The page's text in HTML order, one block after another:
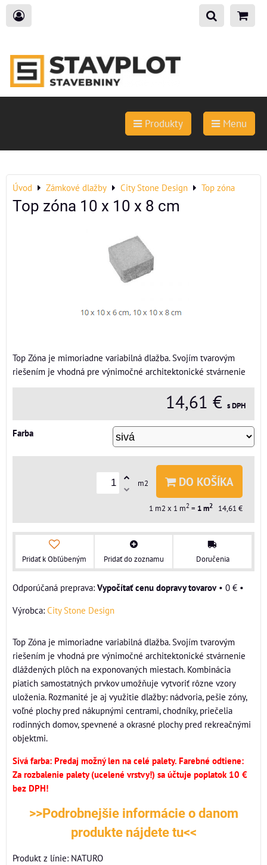
Produkty Menu
Úvod Zámkové dlažby City Stone Design Top zóna
Top zóna 10 x 10 x 8 cm
Top Zóna je mimoriadne variabilná dlažba. Svojím tvarovým
riešením je vhodná pre výnimočné architektonické stvárnenie
14,61 € s DPH
Farba
m2 DO KOŠÍKA
1 m2 x 1 m2 = 1m2 14,61 €
Pridať k Obľúbeným Pridať do zoznamu Doručenia
Vypočítať cenu dopravy tovarov• 0 € •
Výrobca: City Stone Design
Top Zóna je mimoriadne variabilná dlažba. Svojím tvarovým
riešením je vhodná pre výnimočné architektonické stvárnenie
dláždených plôch na exponovaných miestach. Kombinácia
piatich samostatných prvkov umožňuje vytvoriť rôzne vzory
uloženia. Rozmanité je aj využitie dlažby: nádvoria, pešie zóny,
voľné plochy pred nákupnými centrami, chodníky, priečelia
rodinných domov, spevnené a okrasné plochy pred rekreačnými
objektmi.
Sivá farba: Predaj možný len na celé palety. Farebné odtiene:
Za rozbalenie palety (ucelené vrstvy!) sa účtuje poplatok 10 €
bez DPH!
>>Podrobnejšie informácie o danom
produkte nájdete tu<<
Produkt z línie: NATURO